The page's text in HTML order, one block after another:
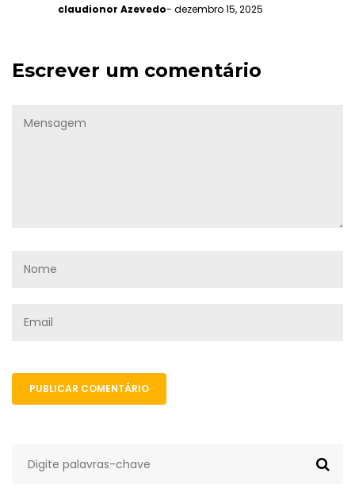
claudionor Azevedo- dezembro 15, 2025
Escrever um comentário
PUBLICAR COMENTÁRIO